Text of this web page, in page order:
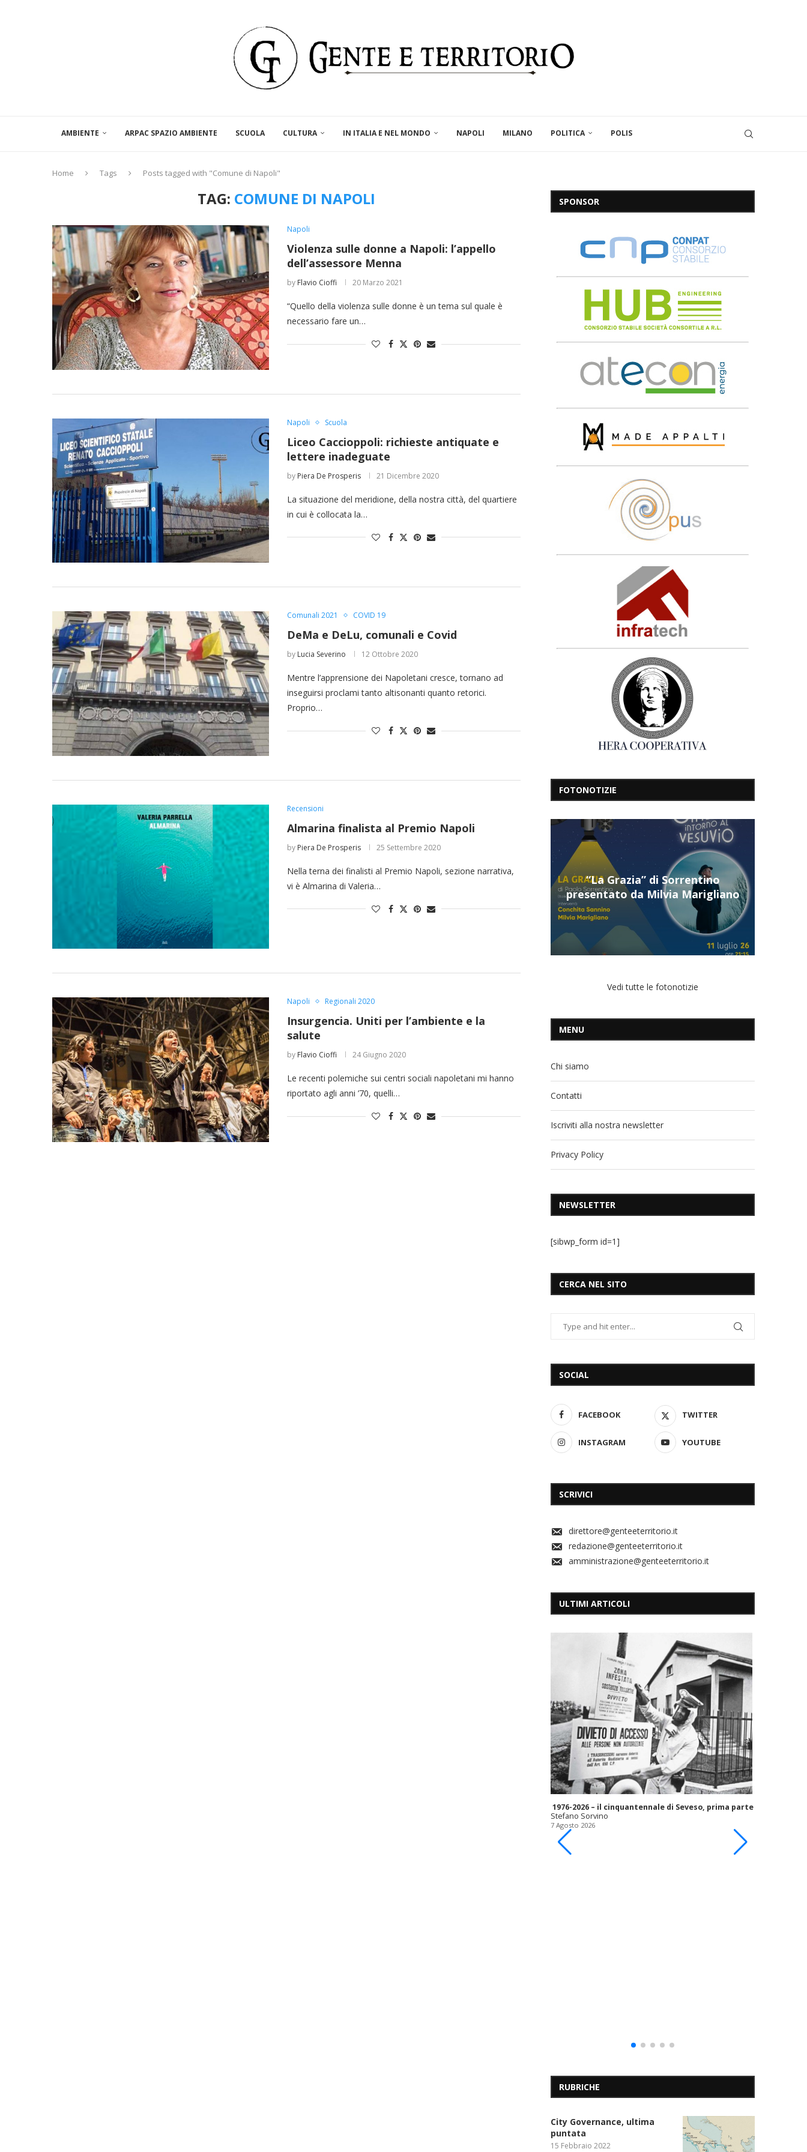
AMBIENTE ARPAC SPAZIO AMBIENTE SCUOLA CULTURA IN ITALIA E NEL MONDO NAPOLI MILANO POLITICA POLIS
Home Tags Posts tagged with "Comune di Napoli"
TAG: COMUNE DI NAPOLI
Napoli
Violenza sulle donne a Napoli: l’appello
dell’assessore Menna
by Flavio Cioffi 20 Marzo 2021
“Quello della violenza sulle donne è un tema sul quale è
necessario fare un…
Napoli Scuola
Liceo Caccioppoli: richieste antiquate e
lettere inadeguate
by Piera De Prosperis 21 Dicembre 2020
La situazione del meridione, della nostra città, del quartiere
in cui è collocata la…
Comunali 2021 COVID 19
DeMa e DeLu, comunali e Covid
by Lucia Severino 12 Ottobre 2020
Mentre l’apprensione dei Napoletani cresce, tornano ad
inseguirsi proclami tanto altisonanti quanto retorici.
Proprio…
Recensioni
Almarina finalista al Premio Napoli
by Piera De Prosperis 25 Settembre 2020
Nella terna dei finalisti al Premio Napoli, sezione narrativa,
vi è Almarina di Valeria…
Napoli Regionali 2020
Insurgencia. Uniti per l’ambiente e la
salute
by Flavio Cioffi 24 Giugno 2020
Le recenti polemiche sui centri sociali napoletani mi hanno
riportato agli anni ’70, quelli…
SPONSOR
FOTONOTIZIE
“La Grazia” di Sorrentino
presentato da Milvia Marigliano
“Il respiro del mare”, personale
Nuova tanker in acciaio inox
Una barca entra nel Fiordo di
“Un’Ape tra le pagine”, prestito
“La Grazia” di Sorrentino
presentato da Milvia Marigliano
“Il respiro del mare”, personale
di Terry Mangiatordi
Vedi tutte le fotonotizie
MENU
Chi siamo
Contatti
Iscriviti alla nostra newsletter
Privacy Policy
NEWSLETTER
[sibwp_form id=1]
CERCA NEL SITO
SOCIAL
FACEBOOK TWITTER
INSTAGRAM YOUTUBE
SCRIVICI
direttore@genteeterritorio.it
redazione@genteeterritorio.it
amministrazione@genteeterritorio.it
ULTIMI ARTICOLI
1976-2026 – il cinquantennale di Seveso, prima parte
Stefano Sorvino
7 Agosto 2026
RUBRICHE
City Governance, ultima
puntata
15 Febbraio 2022